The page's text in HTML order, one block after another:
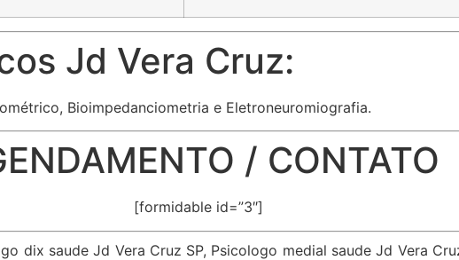
Jd Vera Cruz:
Bioimpedanciometria e Eletroneuromiografia.
/ CONTATO
[formidable id=”3″]
dix saude Jd Vera Cruz SP, Psicologo medial saude Jd Vera